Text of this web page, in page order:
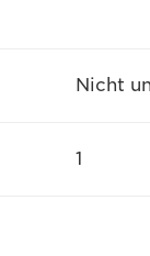
Nicht
1